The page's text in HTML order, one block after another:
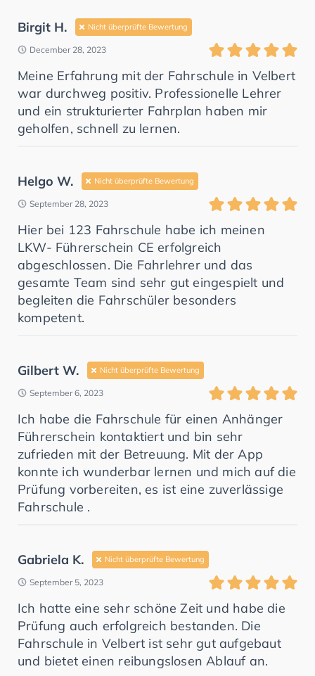
Birgit H. Nicht überprüfte Bewertung
December 28, 2023
Meine Erfahrung mit der Fahrschule in Velbert
war durchweg positiv. Professionelle Lehrer
und ein strukturierter Fahrplan haben mir
geholfen, schnell zu lernen.
Helgo W. Nicht überprüfte Bewertung
September 28, 2023
Hier bei 123 Fahrschule habe ich meinen
LKW- Führerschein CE erfolgreich
abgeschlossen. Die Fahrlehrer und das
gesamte Team sind sehr gut eingespielt und
begleiten die Fahrschüler besonders
kompetent.
Gilbert W. Nicht überprüfte Bewertung
September 6, 2023
Ich habe die Fahrschule für einen Anhänger
Führerschein kontaktiert und bin sehr
zufrieden mit der Betreuung. Mit der App
konnte ich wunderbar lernen und mich auf die
Prüfung vorbereiten, es ist eine zuverlässige
Fahrschule .
Gabriela K. Nicht überprüfte Bewertung
September 5, 2023
Ich hatte eine sehr schöne Zeit und habe die
Prüfung auch erfolgreich bestanden. Die
Fahrschule in Velbert ist sehr gut aufgebaut
und bietet einen reibungslosen Ablauf an.